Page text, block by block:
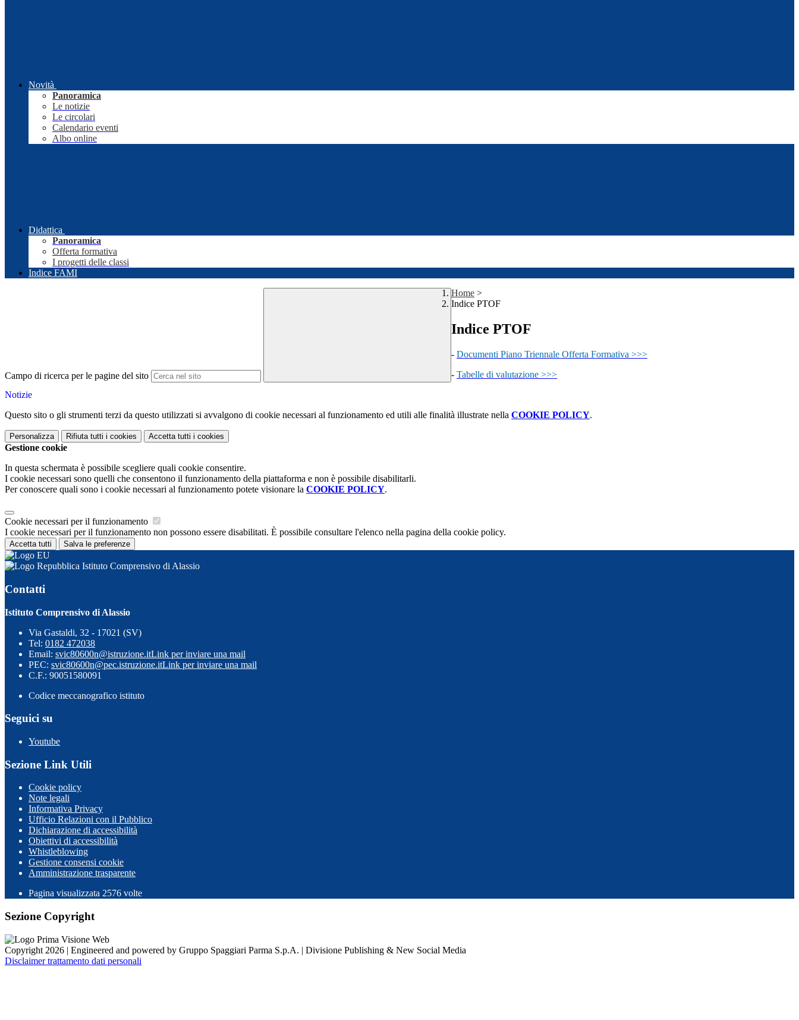
Novità
Panoramica
Le notizie
Le circolari
Calendario eventi
Albo online
Didattica
Panoramica
Offerta formativa
I progetti delle classi
Indice FAMI
Campo di ricerca per le pagine del sito
Home >
Indice PTOF
Indice PTOF
- Documenti Piano Triennale Offerta Formativa >>>
- Tabelle di valutazione >>>
Notizie
Questo sito o gli strumenti terzi da questo utilizzati si avvalgono di cookie necessari al funzionamento ed utili alle finalità illustrate nella COOKIE POLICY.
Personalizza Rifiuta tutti i cookies Accetta tutti i cookies
Gestione cookie
In questa schermata è possibile scegliere quali cookie consentire.
I cookie necessari sono quelli che consentono il funzionamento della piattaforma e non è possibile disabilitarli.
Per conoscere quali sono i cookie necessari al funzionamento potete visionare la COOKIE POLICY.
Cookie necessari per il funzionamento
I cookie necessari per il funzionamento non possono essere disabilitati. È possibile consultare l'elenco nella pagina della cookie policy.
Accetta tutti Salva le preferenze
Istituto Comprensivo di Alassio
Contatti
Istituto Comprensivo di Alassio
Via Gastaldi, 32 - 17021 (SV)
Tel: 0182 472038
Email: svic80600n@istruzione.itLink per inviare una mail
PEC: svic80600n@pec.istruzione.itLink per inviare una mail
C.F.: 90051580091
Codice meccanografico istituto
Seguici su
Youtube
Sezione Link Utili
Cookie policy
Note legali
Informativa Privacy
Ufficio Relazioni con il Pubblico
Dichiarazione di accessibilità
Obiettivi di accessibilità
Whistleblowing
Gestione consensi cookie
Amministrazione trasparente
Pagina visualizzata 2576 volte
Sezione Copyright
Copyright 2026 | Engineered and powered by Gruppo Spaggiari Parma S.p.A. | Divisione Publishing & New Social Media
Disclaimer trattamento dati personali